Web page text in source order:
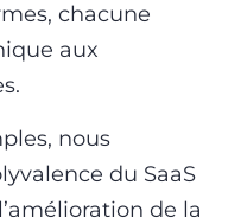
chacune
aux
nous
du SaaS
de la